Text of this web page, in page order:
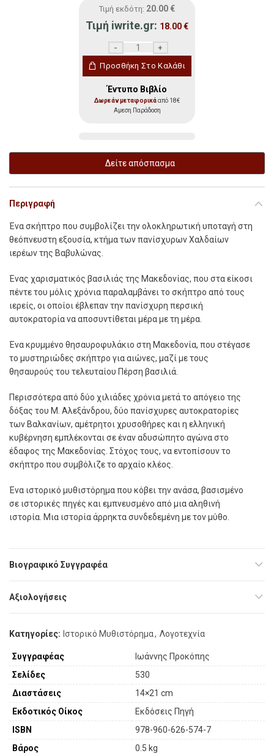
Τιμή εκδότη: 20.00 €
Τιμή iwrite.gr: 18.00€
Προσθήκη Στο Καλάθι
Έντυπο Βιβλίο
Δωρεάν μεταφορικάαπό 18€
Αμεση Παράδοση
Δείτε απόσπασμα
Περιγραφή
Ένα σκήπτρο που συµβολίζει την ολοκληρωτική υποταγή στη
θεόπνευστη εξουσία, κτήµα των πανίσχυρων Χαλδαίων
ιερέων της Βαβυλώνας.
Ένας χαρισµατικός βασιλιάς της Μακεδονίας, που στα είκοσι
πέντε του µόλις χρόνια παραλαµβάνει το σκήπτρο από τους
ιερείς, οι οποίοι έβλεπαν την πανίσχυρη περσική
αυτοκρατορία να αποσυντίθεται µέρα µε τη µέρα.
Ένα κρυµµένο θησαυροφυλάκιο στη Μακεδονία, που στέγασε
το µυστηριώδες σκήπτρο για αιώνες, µαζί µε τους
θησαυρούς του τελευταίου Πέρση βασιλιά.
Περισσότερα από δύο χιλιάδες χρόνια µετά το απόγειο της
δόξας του Μ. Αλεξάνδρου, δύο πανίσχυρες αυτοκρατορίες
των Βαλκανίων, αµέτρητοι χρυσοθήρες και η ελληνική
κυβέρνηση εµπλέκονται σε έναν αδυσώπητο αγώνα στο
έδαφος της Μακεδονίας. Στόχος τους, να εντοπίσουν το
σκήπτρο που συµβόλιζε το αρχαίο κλέος.
Ένα ιστορικό µυθιστόρηµα που κόβει την ανάσα, βασισµένο
σε ιστορικές πηγές και εµπνευσµένο από µια αληθινή
ιστορία. Μια ιστορία άρρηκτα συνδεδεµένη µε τον µύθο.
Βιογραφικό Συγγραφέα
Αξιολογήσεις
Κατηγορίες: Ιστορικό Μυθιστόρημα, Λογοτεχνία
Συγγραφέας
Ιωάννης Προκόπης
Σελίδες
530
Διαστάσεις
14×21 cm
Εκδοτικός Οίκος
Εκδόσεις Πηγή
ISBN
978-960-626-574-7
Βάρος
0.5 kg